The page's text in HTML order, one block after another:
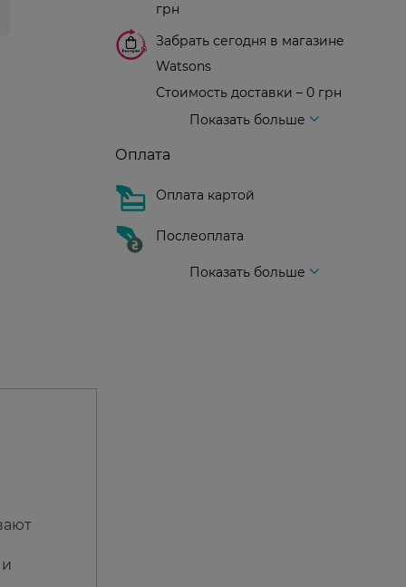
грн
Забрать сегодня в магазине
Watsons
Стоимость доставки – 0 грн
Показать больше
Оплата
Оплата картой
Послеоплата
Показать больше